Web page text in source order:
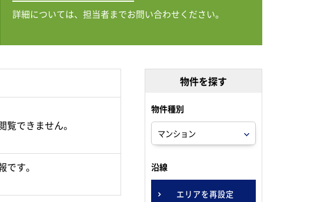
詳細については、担当者までお問い合わせください。
できません。
す。
物件を探す
物件種別
沿線
エリアを再設定